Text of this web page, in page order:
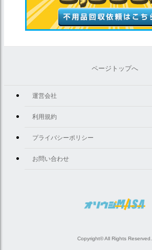
ページトップへ
運営会社
利用規約
プライバシーポリシー
お問い合わせ
Copyright© All Rights Reserved.